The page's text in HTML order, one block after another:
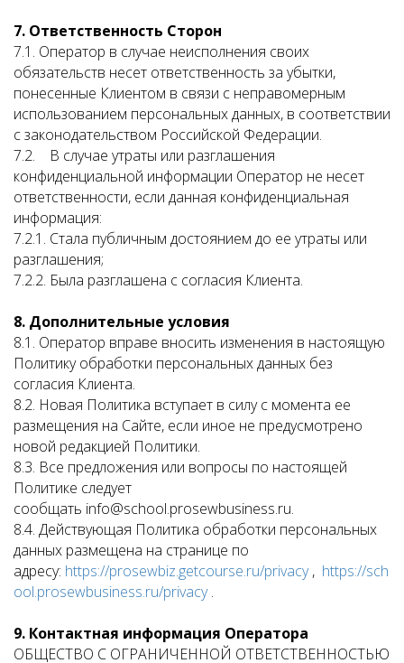
7. Ответственность Сторон
7.1. Оператор в случае неисполнения своих
обязательств несет ответственность за убытки,
понесенные Клиентом в связи с неправомерным
использованием персональных данных, в соответствии
с законодательством Российской Федерации.
7.2. В случае утраты или разглашения
конфиденциальной информации Оператор не несет
ответственности, если данная конфиденциальная
информация:
7.2.1. Стала публичным достоянием до ее утраты или
разглашения;
7.2.2. Была разглашена с согласия Клиента.
8. Дополнительные условия
8.1. Оператор вправе вносить изменения в настоящую
Политику обработки персональных данных без
согласия Клиента.
8.2. Новая Политика вступает в силу с момента ее
размещения на Сайте, если иное не предусмотрено
новой редакцией Политики.
8.3. Все предложения или вопросы по настоящей
Политике следует
сообщать info@school.prosewbusiness.ru.
8.4. Действующая Политика обработки персональных
данных размещена на странице по
адресу: https://prosewbiz.getcourse.ru/privacy, https://sch
ool.prosewbusiness.ru/privacy.
9. Контактная информация Оператора
ОБЩЕСТВО С ОГРАНИЧЕННОЙ ОТВЕТСТВЕННОСТЬЮ